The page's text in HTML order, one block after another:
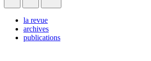
la revue
archives
publications